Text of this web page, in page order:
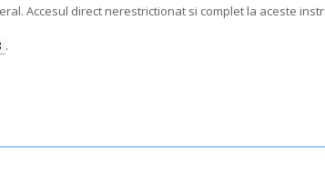
Accesul direct nerestrictionat si complet la aceste
.